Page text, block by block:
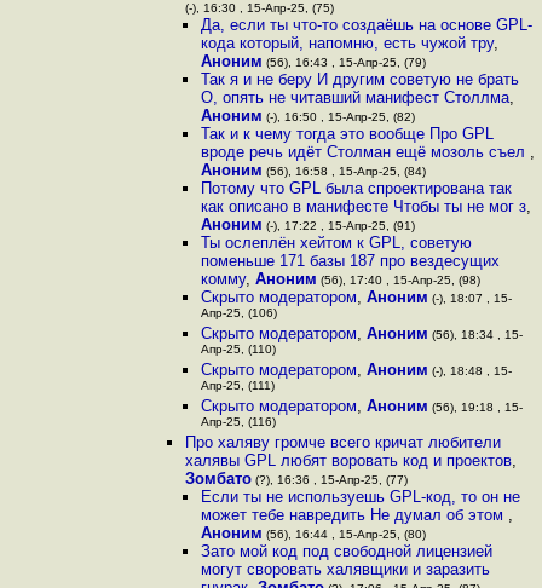
(-), 16:30 , 15-Апр-25, (75)
Да, если ты что-то создаёшь на основе GPL-
кода который, напомню, есть чужой тру,
Аноним (56), 16:43 , 15-Апр-25, (79)
Так я и не беру И другим советую не брать
О, опять не читавший манифест Столлма,
Аноним (-), 16:50 , 15-Апр-25, (82)
Так и к чему тогда это вообще Про GPL
вроде речь идёт Столман ещё мозоль съел ,
Аноним (56), 16:58 , 15-Апр-25, (84)
Потому что GPL была спроектирована так
как описано в манифесте Чтобы ты не мог з,
Аноним (-), 17:22 , 15-Апр-25, (91)
Ты ослеплён хейтом к GPL, советую
поменьше 171 базы 187 про вездесущих
комму, Аноним (56), 17:40 , 15-Апр-25, (98)
Скрыто модератором, Аноним (-), 18:07 , 15-
Апр-25, (106)
Скрыто модератором, Аноним (56), 18:34 , 15-
Апр-25, (110)
Скрыто модератором, Аноним (-), 18:48 , 15-
Апр-25, (111)
Скрыто модератором, Аноним (56), 19:18 , 15-
Апр-25, (116)
Про халяву громче всего кричат любители
халявы GPL любят воровать код и проектов,
Зомбато(?), 16:36 , 15-Апр-25, (77)
Если ты не используешь GPL-код, то он не
может тебе навредить Не думал об этом ,
Аноним (56), 16:44 , 15-Апр-25, (80)
Зато мой код под свободной лицензией
могут своровать халявщики и заразить